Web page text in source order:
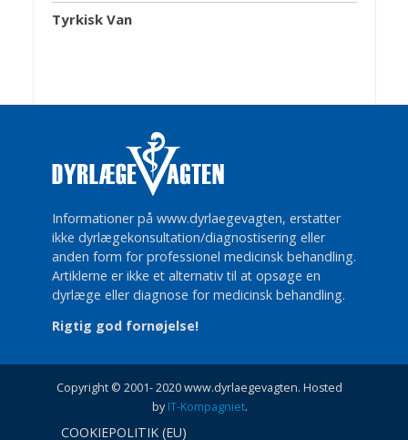
Tyrkisk Van
Informationer på www.dyrlaegevagten, erstatter
ikke dyrlægekonsultation/diagnostisering eller
anden form for professionel medicinsk behandling.
Artiklerne er ikke et alternativ til at opsøge en
dyrlæge eller diagnose for medicinsk behandling.
Rigtig god fornøjelse!
Copyright © 2001- 2020 www.dyrlaegevagten. Hosted
byIT-Kompagniet.
COOKIEPOLITIK (EU)